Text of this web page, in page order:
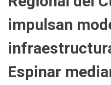
impulsan
Espinar